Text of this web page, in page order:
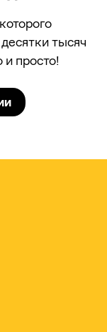
тысяч
и просто!